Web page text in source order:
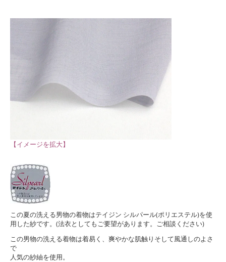
【イメージを拡大】
この夏の洗える男物の着物はテイジン シルパール(ポリエステル)を使
用した紗です。(法衣としてもご要望があります。ご相談ください)
この男物の洗える着物は着易く、爽やかな肌触りそして風通しのよさ
で
人気の紗紬を使用。